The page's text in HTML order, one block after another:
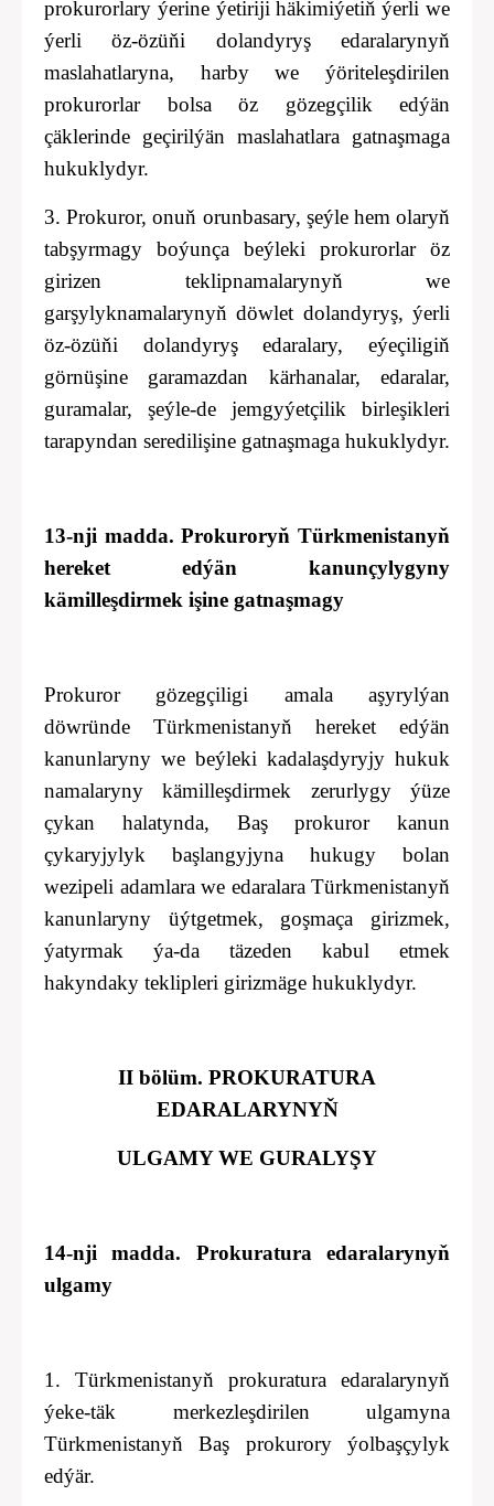
prokurorlary ýerine ýetiriji häkimiýetiň ýerliwe
ýerli öz-özüňi dolandyryş edaralarynyň
maslahatlaryna, harby we ýöriteleşdirilen
prokurorlar bolsa öz gözegçilik edýän
çäklerinde geçirilýän maslahatlara gatnaşmaga
hukuklydyr.
3. Prokuror, onuň orunbasary, şeýle hem olaryň
tabşyrmagy boýunça beýleki prokurorlar öz
girizen teklipnamalarynyň we
garşylyknamalarynyň döwlet dolandyryş, ýerli
öz-özüňi dolandyryş edaralary, eýeçiligiň
görnüşine garamazdan kärhanalar, edaralar,
guramalar, şeýle-de jemgyýetçilik birleşikleri
tarapyndan seredilişine gatnaşmaga hukuklydyr.
13-nji madda. Prokuroryň Türkmenistanyň
hereket edýän kanunçylygyny
kämilleşdirmek işine gatnaşmagy
Prokuror gözegçiligi amala aşyrylýan
döwründe Türkmenistanyň hereket edýän
kanunlaryny we beýleki kadalaşdyryjy hukuk
namalaryny kämilleşdirmek zerurlygy ýüze
çykan halatynda, Baş prokuror kanun
çykaryjylyk başlangyjyna hukugy bolan
wezipeli adamlara we edaralara Türkmenistanyň
kanunlaryny üýtgetmek, goşmaça girizmek,
ýatyrmak ýa-da täzeden kabul etmek
hakyndaky teklipleri girizmäge hukuklydyr.
II bölüm. PROKURATURA
EDARALARYNYŇ
ULGAMY WE GURALYŞY
14-nji madda. Prokuratura edaralarynyň
ulgamy
1. Türkmenistanyň prokuratura edaralarynyň
ýeke-täk merkezleşdirilen ulgamyna
Türkmenistanyň Baş prokurory ýolbaşçylyk
edýär.